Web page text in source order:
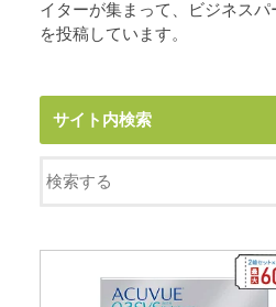
イターが集まって、ビジネスパ
を投稿しています。
サイト内検索